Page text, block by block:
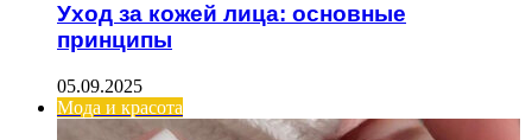
Уход за кожей лица: основные
принципы
05.09.2025
Мода и красота